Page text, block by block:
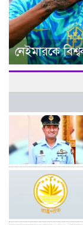
নেইমারকে